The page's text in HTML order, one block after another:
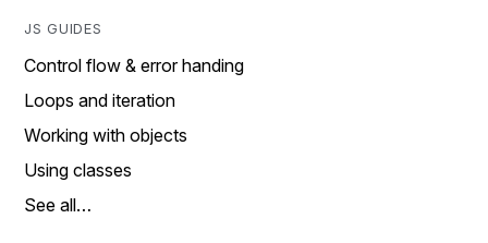
JS GUIDES
Control flow & error handing
Loops and iteration
Working with objects
Using classes
See all…